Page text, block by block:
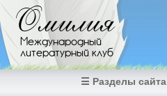
Перейти к основному содержанию
Омилия
Международный
литературный клуб
☰ Разделы сайта